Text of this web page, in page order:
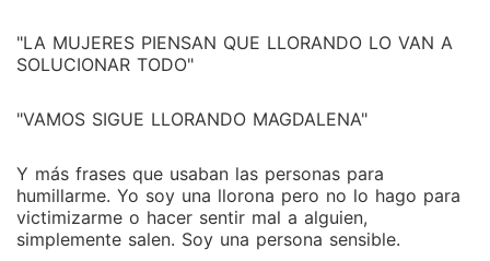
"LA MUJERES PIENSAN QUE LLORANDO LO VAN A
SOLUCIONAR TODO"
"VAMOS SIGUE LLORANDO MAGDALENA"
Y más frases que usaban las personas para
humillarme. Yo soy una llorona pero no lo hago para
victimizarme o hacer sentir mal a alguien,
simplemente salen. Soy una persona sensible.